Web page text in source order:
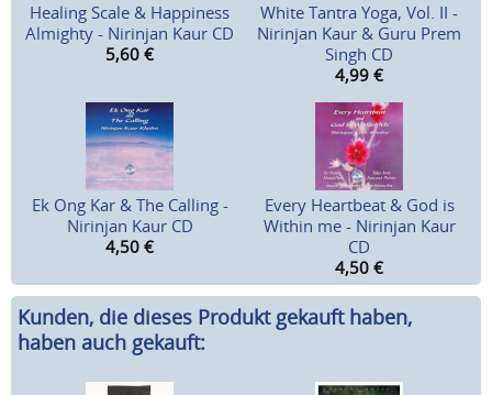
Healing Scale & Happiness
Almighty - Nirinjan Kaur CD
5,60 €
White Tantra Yoga, Vol. II -
Nirinjan Kaur & Guru Prem
Singh CD
4,99 €
Ek Ong Kar & The Calling -
Nirinjan Kaur CD
4,50 €
Every Heartbeat & God is
Within me - Nirinjan Kaur
CD
4,50 €
Kunden, die dieses Produkt gekauft haben,
haben auch gekauft: